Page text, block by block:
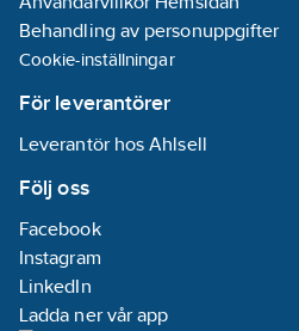
Behandling av personuppgifter
Cookie-inställningar
För leverantörer
Leverantör hos Ahlsell
Följ oss
Facebook
Instagram
LinkedIn
Ladda ner vår app